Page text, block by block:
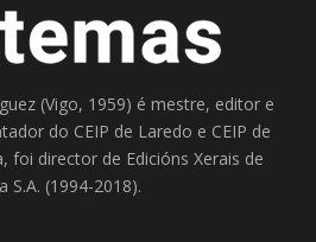
(Vigo, 1959) é mestre, editor e
do CEIP de Laredo e CEIP de
foi director de Edicións Xerais de
S.A. (1994-2018).